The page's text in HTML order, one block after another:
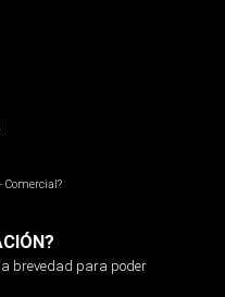
brevedad para poder